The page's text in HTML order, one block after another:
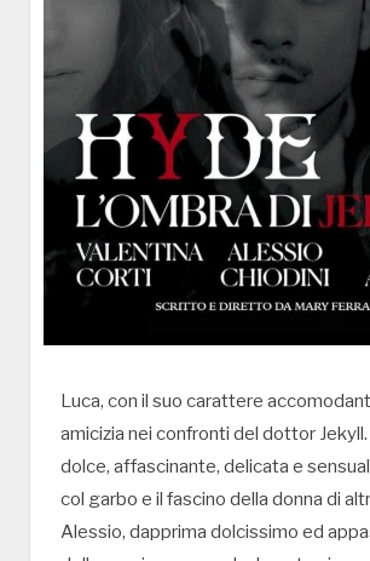
Luca, con il suo carattere
amicizia nei confronti del dottor Jekyll.
dolce, affascinante, delicata e
col garbo e il fascino della donna di
Alessio, dapprima dolcissimo ed